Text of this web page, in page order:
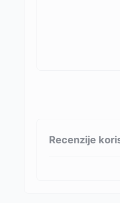
Recenzije